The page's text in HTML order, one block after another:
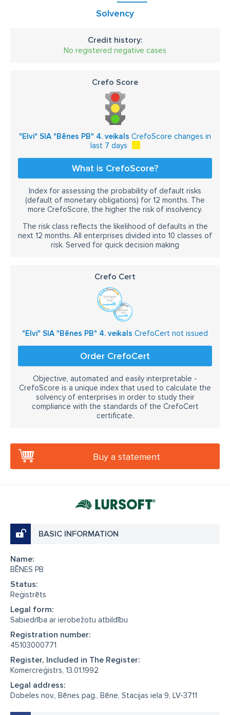
Solvency
Credit history:
No registered negative cases
Crefo Score
"Elvi" SIA "Bēnes PB" 4. veikals CrefoScore changes in
last 7 days
What is CrefoScore?
Index for assessing the probability of default risks
(default of monetary obligations) for 12 months. The
more CrefoScore, the higher the risk of insolvency.
The risk class reflects the likelihood of defaults in the
next 12 months. All enterprises divided into 10 classes of
risk. Served for quick decision making
Crefo Cert
"Elvi" SIA "Bēnes PB" 4. veikals CrefoCert not issued
Order CrefoCert
Objective, automated and easily interpretable -
CrefoScore is a unique index that used to calculate the
solvency of enterprises in order to study their
compliance with the standards of the CrefoCert
certificate.
Buy a statement
BASIC INFORMATION
Name:
BĒNES PB
Status:
Reģistrēts
Legal form:
Sabiedrība ar ierobežotu atbildību
Registration number:
45103000771
Register, Included in The Register:
Komercreģistrs, 13.01.1992
Legal address:
Dobeles nov., Bēnes pag., Bēne, Stacijas iela 9, LV-3711